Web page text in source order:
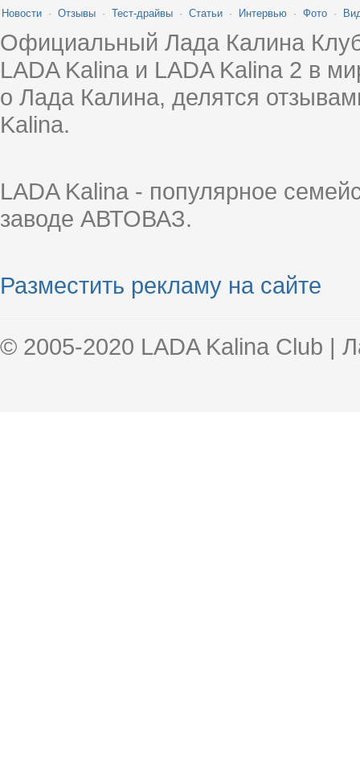
Новости · Отзывы · Тест-драйвы · Статьи · Интервью · Фото ·
Официальный Лада Калина
LADA Kalina и LADA Kalina 2 в
о Лада Калина, делятся
Kalina.
LADA Kalina - популярное
заводе АВТОВАЗ.
Разместить рекламу на сайте
© 2005-2020 LADA Kalina Club |